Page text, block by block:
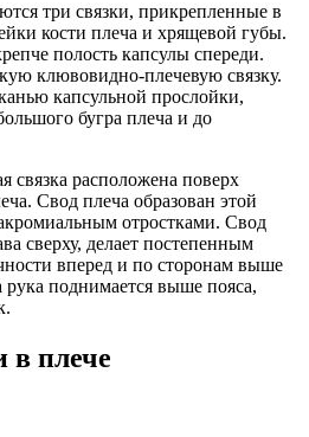
три связки, прикрепленные в
кости плеча и хрящевой губы.
полость капсулы спереди.
клювовидно-плечевую связку.
капсульной прослойки,
бугра плеча и до
связка расположена поверх
Свод плеча образован этой
отростками. Свод
сверху, делает постепенным
вперед и по сторонам выше
рука поднимается выше пояса,
в плече